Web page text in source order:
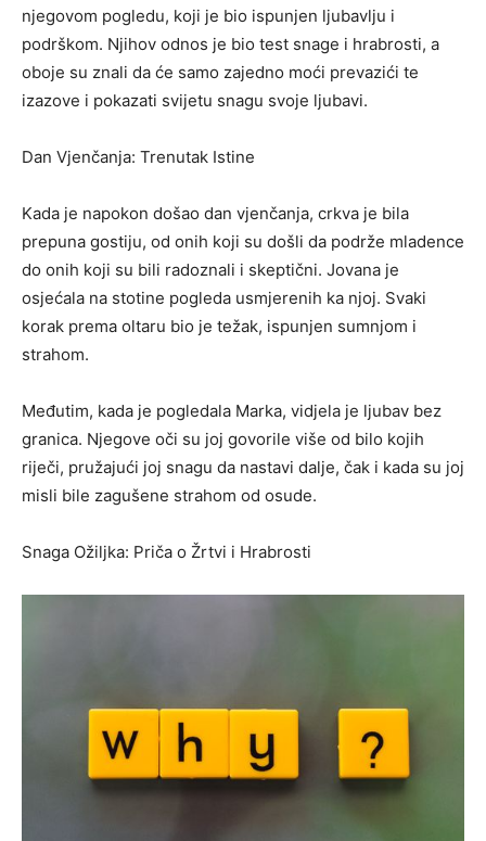
njegovom pogledu, koji je bio ispunjen ljubavlju i
podrškom. Njihov odnos je bio test snage i hrabrosti, a
oboje su znali da će samo zajedno moći prevazići te
izazove i pokazati svijetu snagu svoje ljubavi.
Dan Vjenčanja: Trenutak Istine
Kada je napokon došao dan vjenčanja, crkva je bila
prepuna gostiju, od onih koji su došli da podrže mladence
do onih koji su bili radoznali i skeptični. Jovana je
osjećala na stotine pogleda usmjerenih ka njoj. Svaki
korak prema oltaru bio je težak, ispunjen sumnjom i
strahom.
Međutim, kada je pogledala Marka, vidjela je ljubav bez
granica. Njegove oči su joj govorile više od bilo kojih
riječi, pružajući joj snagu da nastavi dalje, čak i kada su joj
misli bile zagušene strahom od osude.
Snaga Ožiljka: Priča o Žrtvi i Hrabrosti